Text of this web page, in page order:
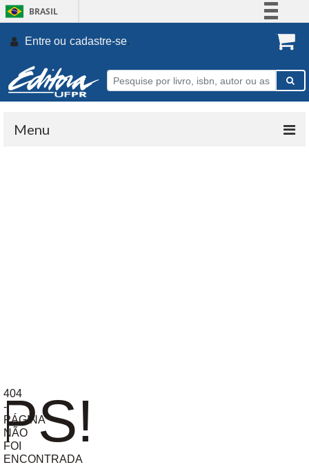
BRASIL
Participe
Entre ou cadastre-se.
Menu
404
-
PÁGINA
NÃO
FOI
ENCONTRADA